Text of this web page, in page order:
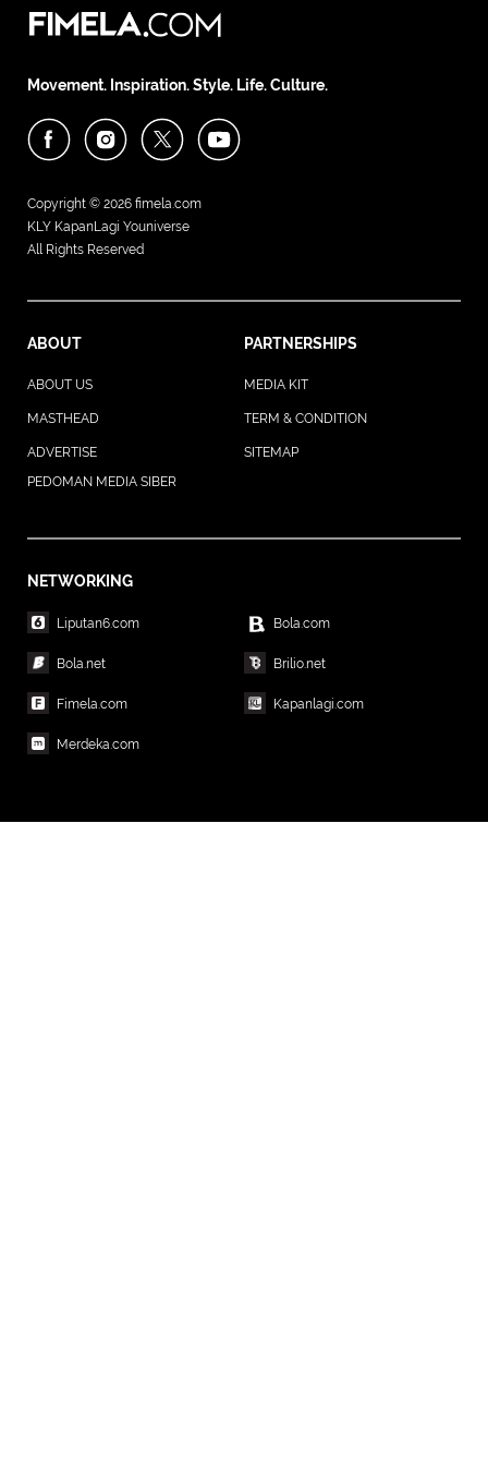
Movement. Inspiration. Style. Life. Culture.
Copyright © 2026 fimela.com
KLY KapanLagi Youniverse
All Rights Reserved
ABOUT PARTNERSHIPS
ABOUT US MEDIA KIT
MASTHEAD TERM & CONDITION
ADVERTISE
SITEMAP
PEDOMAN MEDIA SIBER
NETWORKING
Liputan6.com Bola.com
Bola.net Brilio.net
Fimela.com Kapanlagi.com
Merdeka.com